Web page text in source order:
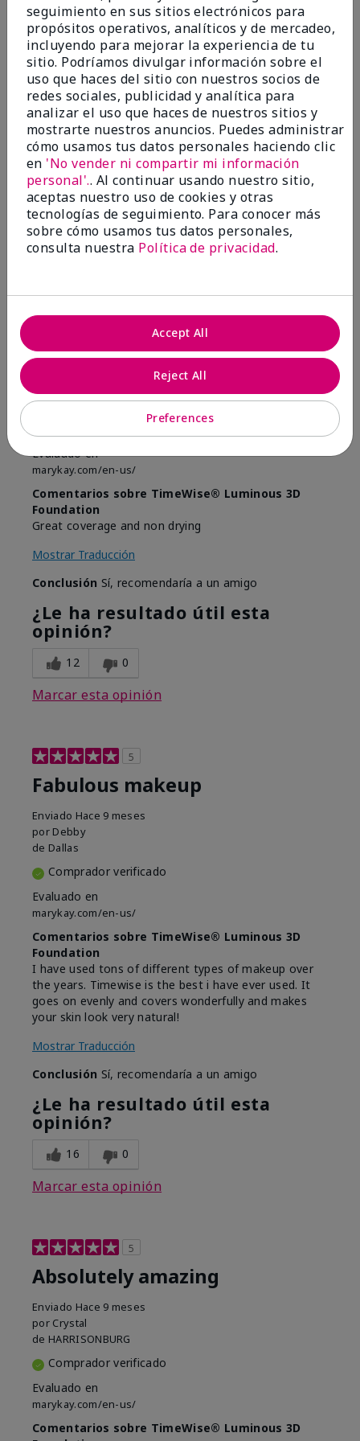
Evaluado en
marykay.com/en-us/
Comentarios sobre TimeWise® Luminous 3D
Foundation
I've been using this for years. Great coverage
Mostrar Traducción
ConclusiónSí, recomendaría a un amigo
¿Le ha resultado útil esta
opinión?
14 0
Marcar esta opinión
5
Wonderful texture
deBoise Idaho
Evaluado en
marykay.com/en-us/
Comentarios sobre TimeWise® Luminous 3D
Foundation
Great coverage and non drying
Mostrar Traducción
Conclusión Sí, recomendaría a un amigo
¿Le ha resultado útil esta
opinión?
12 0
Marcar esta opinión
5
Fabulous makeup
Enviado Hace 9 meses
por Debby
de Dallas
Comprador verificado
Evaluado en
marykay.com/en-us/
Comentarios sobre TimeWise® Luminous 3D
Foundation
I have used tons of different types of makeup over
the years. Timewise is the best i have ever used. It
goes on evenly and covers wonderfully and makes
your skin look very natural!
Mostrar Traducción
Conclusión Sí, recomendaría a un amigo
¿Le ha resultado útil esta
opinión?
16 0
Marcar esta opinión
5
Absolutely amazing
Enviado Hace 9 meses
por Crystal
de HARRISONBURG
Comprador verificado
Evaluado en
marykay.com/en-us/
Comentarios sobre TimeWise® Luminous 3D
seguimiento en sus sitios electrónicos para
propósitos operativos, analíticos y de mercadeo,
incluyendo para mejorar la experiencia de tu
sitio. Podríamos divulgar información sobre el
uso que haces del sitio con nuestros socios de
redes sociales, publicidad y analítica para
analizar el uso que haces de nuestros sitios y
mostrarte nuestros anuncios. Puedes administrar
cómo usamos tus datos personales haciendo clic
en 'No vender ni compartir mi información
personal'.. Al continuar usando nuestro sitio,
aceptas nuestro uso de cookies y otras
tecnologías de seguimiento. Para conocer más
sobre cómo usamos tus datos personales,
consulta nuestra Política de privacidad.
Preferences
Reject All
Accept All